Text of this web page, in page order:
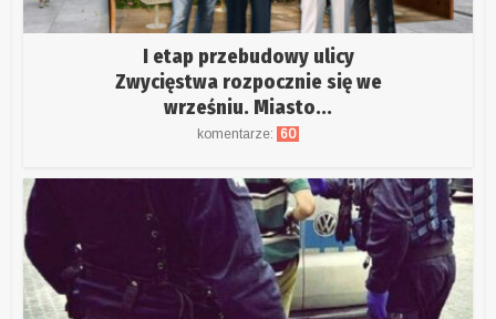
I etap przebudowy ulicy
Zwycięstwa rozpocznie się we
wrześniu. Miasto...
komentarze: 60